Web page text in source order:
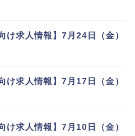
け求人情報】7月24日（金）
け求人情報】7月17日（金）
け求人情報】7月10日（金）